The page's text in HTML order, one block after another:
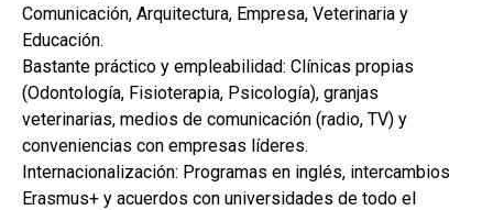
Comunicación, Arquitectura, Empresa, Veterinaria y
Educación.
Bastante práctico y empleabilidad: Clínicas propias
(Odontología, Fisioterapia, Psicología), granjas
veterinarias, medios de comunicación (radio, TV) y
conveniencias con empresas líderes.
Internacionalización: Programas en inglés, intercambios
Erasmus+ y acuerdos con universidades de todo el